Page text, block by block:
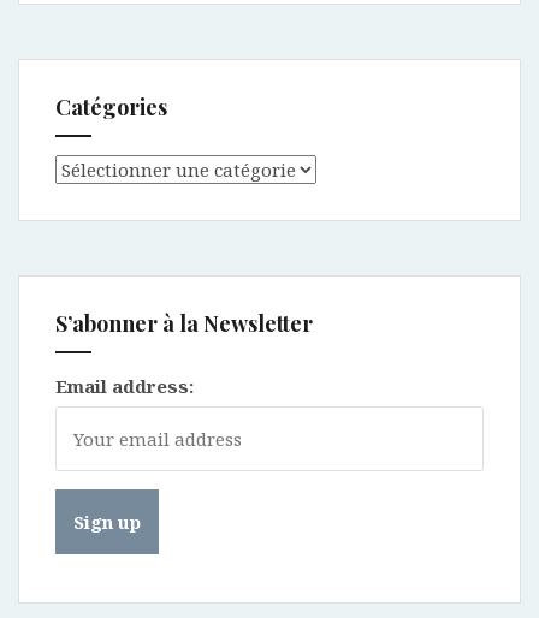
Catégories
Catégories
S’abonner à la Newsletter
Email address: